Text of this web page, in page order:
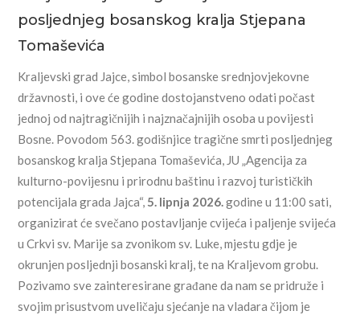
posljednjeg bosanskog kralja Stjepana
Tomaševića
Kraljevski grad Jajce, simbol bosanske srednjovjekovne
državnosti, i ove će godine dostojanstveno odati počast
jednoj od najtragičnijih i najznačajnijih osoba u povijesti
Bosne. Povodom 563. godišnjice tragične smrti posljednjeg
bosanskog kralja Stjepana Tomaševića, JU „Agencija za
kulturno-povijesnu i prirodnu baštinu i razvoj turističkih
potencijala grada Jajca“, 5. lipnja 2026.godine u 11:00 sati,
organizirat će svečano postavljanje cvijeća i paljenje svijeća
u Crkvi sv. Marije sa zvonikom sv. Luke, mjestu gdje je
okrunjen posljednji bosanski kralj, te na Kraljevom grobu.
Pozivamo sve zainteresirane građane da nam se pridruže i
svojim prisustvom uveličaju sjećanje na vladara čijom je